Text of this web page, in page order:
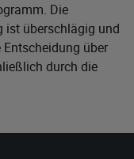
Die
ist überschlägig und
über
durch die